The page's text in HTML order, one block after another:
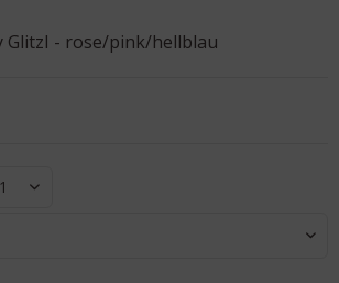
GlitzI - rose/pink/hellblau
1